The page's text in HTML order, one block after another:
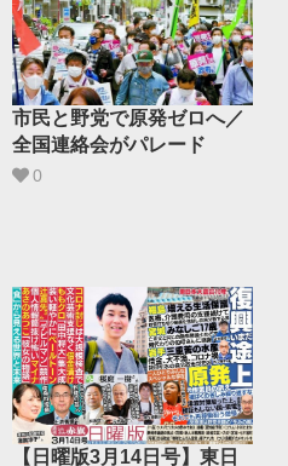
市民と野党で原発ゼロへ／
全国連絡会がパレード
0
【日曜版3月14日号】東日